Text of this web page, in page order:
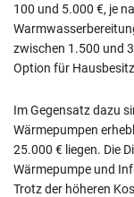
100 und 5.000 €, je
zwischen 1.500 und
Option für
Im Gegensatz dazu
Wärmepumpen
25.000 € liegen. Die
Wärmepumpe und
Trotz der höheren